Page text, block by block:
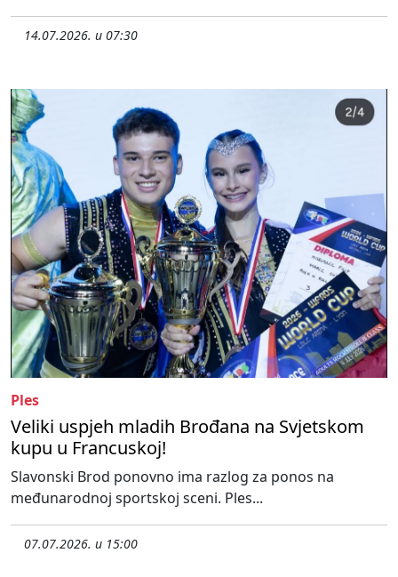
14.07.2026. u 07:30
Ples
Veliki uspjeh mladih Brođana na Svjetskom
kupu u Francuskoj!
Slavonski Brod ponovno ima razlog za ponos na
međunarodnoj sportskoj sceni. Ples...
07.07.2026. u 15:00